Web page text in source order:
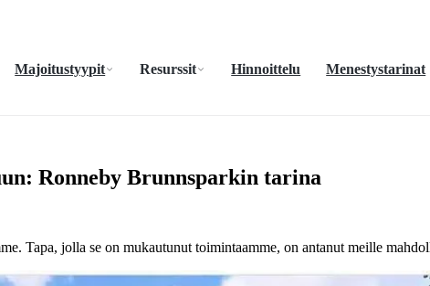
Majoitustyypit Resurssit Hinnoittelu Menestystarinat
Ronneby Brunnsparkin tarina
Tapa, jolla se on mukautunut toimintaamme, on antanut meille